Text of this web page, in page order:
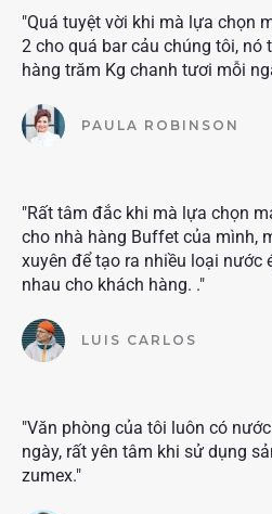
"Quá tuyệt vời khi mà lựa chọn
2 cho quá bar cảu chúng tôi, nó
hàng trăm Kg chanh tươi mỗi
PAULA ROBINSON
"Rất tâm đắc khi mà lựa chọn
cho nhà hàng Buffet của mình,
xuyên để tạo ra nhiều loại nước
nhau cho khách hàng. ."
LUIS CARLOS
"Văn phòng của tôi luôn có
ngày, rất yên tâm khi sử dụng
zumex."